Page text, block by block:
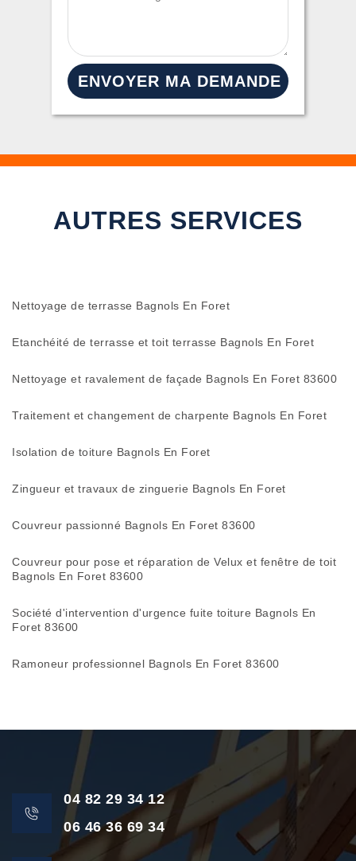
AUTRES SERVICES
Nettoyage de terrasse Bagnols En Foret
Etanchéité de terrasse et toit terrasse Bagnols En Foret
Nettoyage et ravalement de façade Bagnols En Foret 83600
Traitement et changement de charpente Bagnols En Foret
Isolation de toiture Bagnols En Foret
Zingueur et travaux de zinguerie Bagnols En Foret
Couvreur passionné Bagnols En Foret 83600
Couvreur pour pose et réparation de Velux et fenêtre de toit
Bagnols En Foret 83600
Société d'intervention d'urgence fuite toiture Bagnols En
Foret 83600
Ramoneur professionnel Bagnols En Foret 83600
04 82 29 34 12
06 46 36 69 34